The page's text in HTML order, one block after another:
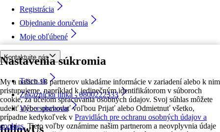
Nastavenia súkromia
My a našich 18 partnerov ukladáme informácie v zariadení alebo k nim
pristupujeme, napríklad k jedinečným identifikátorom v súboroch
cookie, za účelom spracúvania osobných údajov. Svoj súhlas môžete
udeliť alebo spravovať voľbou Prijať alebo Odmietnuť všetko,
prípadne kedykoľvek v Pravidlách pre ochranu osobných údajov a
cookies. Tieto voľby oznámime našim partnerom a neovplyvnia údaje
Registrácia
Objednanie doručenia
Moje obľúbené
Kontaktujte nás
Tesco.sk
Zákaznícka linka - 0800222333
Výber obchodu
followUs